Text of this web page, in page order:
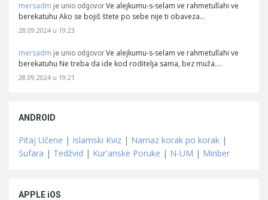
mersadm je unio odgovor Ve alejkumu-s-selam ve rahmetullahi ve
berekatuhu Ako se bojiš štete po sebe nije ti obaveza…
28.09.2024 u 19:23
mersadm je unio odgovor Ve alejkumu-s-selam ve rahmetullahi ve
berekatuhu Ne treba da ide kod roditelja sama, bez muža.…
28.09.2024 u 19:21
ANDROID
Pitaj Učene | Islamski Kviz | Namaz korak po korak |
Sufara | Tedžvid | Kur'anske Poruke | N-UM | Minber
APPLE iOS